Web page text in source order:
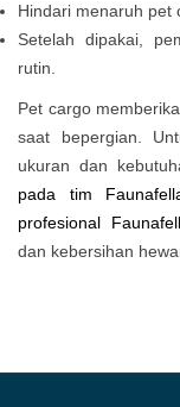
Hindari menaruh pet
Setelah dipakai,
rutin.
Pet cargo
saat bepergian.
ukuran dan
pada tim
profesional
dan kebersihan